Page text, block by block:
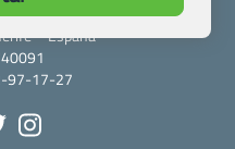
– Adeje
– España
97-17-27